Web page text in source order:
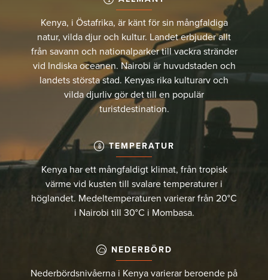
Kenya, i Östafrika, är känt för sin mångfaldiga
natur, vilda djur och kultur. Landet erbjuder allt
från savann och nationalparker till vackra stränder
vid Indiska oceanen. Nairobi är huvudstaden och
landets största stad. Kenyas rika kulturarv och
vilda djurliv gör det till en populär
turistdestination.
TEMPERATUR
Kenya har ett mångfaldigt klimat, från tropisk
värme vid kusten till svalare temperaturer i
höglandet. Medeltemperaturen varierar från 20°C
i Nairobi till 30°C i Mombasa.
NEDERBÖRD
Nederbördsnivåerna i Kenya varierar beroende på